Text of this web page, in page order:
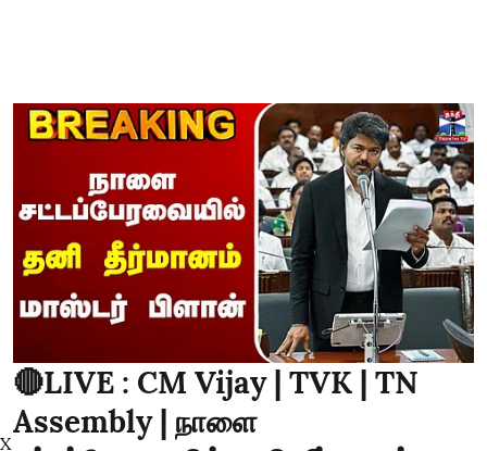
🔴LIVE : CM Vijay | TVK | TN
Assembly | நாளை
X